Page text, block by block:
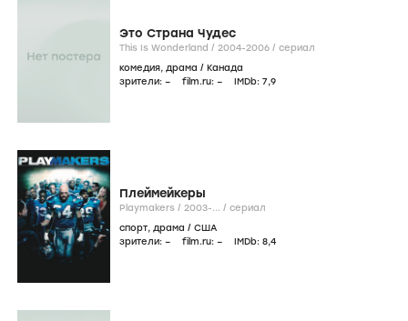
Это Страна Чудес
This Is Wonderland / 2004-2006 / сериал
комедия, драма / Канада
зрители: – film.ru: – IMDb: 7,9
Плеймейкеры
Playmakers / 2003-... / сериал
спорт, драма / США
зрители: – film.ru: – IMDb: 8,4